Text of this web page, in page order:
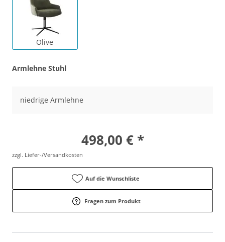
Olive
Armlehne Stuhl
niedrige Armlehne
498,00 € *
zzgl. Liefer-/Versandkosten
Auf die Wunschliste
Fragen zum Produkt